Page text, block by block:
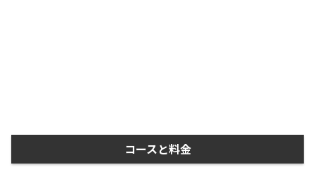
コースと料金